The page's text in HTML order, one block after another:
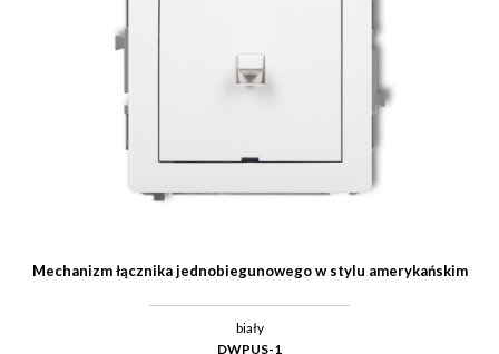
Mechanizm łącznika jednobiegunowego w stylu amerykańskim
biały
DWPUS-1